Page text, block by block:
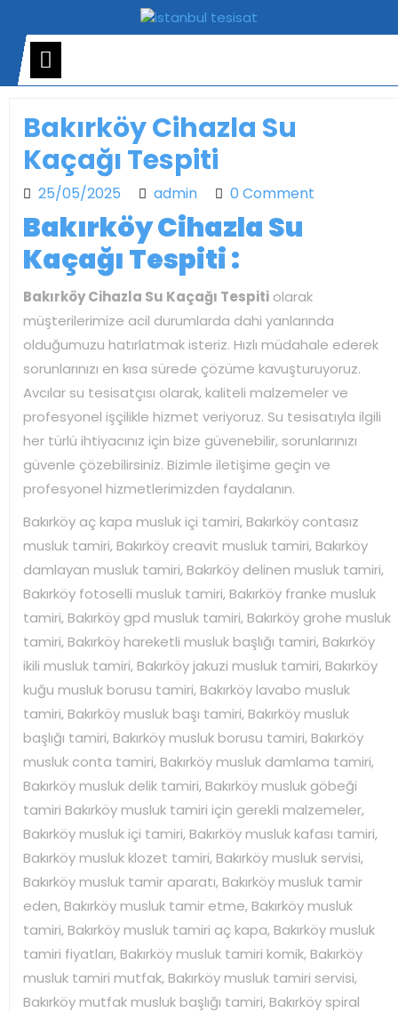
content
Bakırköy Cihazla Su
Kaçağı Tespiti
25/05/2025 25/05/2025
adminadmin0 Comment
Bakırköy Cihazla Su
Kaçağı Tespiti :
Bakırköy Cihazla Su Kaçağı Tespiti olarak
müşterilerimize acil durumlarda dahi yanlarında
olduğumuzu hatırlatmak isteriz. Hızlı müdahale ederek
sorunlarınızı en kısa sürede çözüme kavuşturuyoruz.
Avcılar su tesisatçısı olarak, kaliteli malzemeler ve
profesyonel işçilikle hizmet veriyoruz. Su tesisatıyla ilgili
her türlü ihtiyacınız için bize güvenebilir, sorunlarınızı
güvenle çözebilirsiniz. Bizimle iletişime geçin ve
profesyonel hizmetlerimizden faydalanın.
Bakırköy aç kapa musluk içi tamiri, Bakırköy contasız
musluk tamiri, Bakırköy creavit musluk tamiri, Bakırköy
damlayan musluk tamiri, Bakırköy delinen musluk tamiri,
Bakırköy fotoselli musluk tamiri, Bakırköy franke musluk
tamiri, Bakırköy gpd musluk tamiri, Bakırköy grohe musluk
tamiri, Bakırköy hareketli musluk başlığı tamiri, Bakırköy
ikili musluk tamiri, Bakırköy jakuzi musluk tamiri, Bakırköy
kuğu musluk borusu tamiri, Bakırköy lavabo musluk
tamiri, Bakırköy musluk başı tamiri, Bakırköy musluk
başlığı tamiri, Bakırköy musluk borusu tamiri, Bakırköy
musluk conta tamiri, Bakırköy musluk damlama tamiri,
Bakırköy musluk delik tamiri, Bakırköy musluk göbeği
tamiri Bakırköy musluk tamiri için gerekli malzemeler,
Bakırköy musluk içi tamiri, Bakırköy musluk kafası tamiri,
Bakırköy musluk klozet tamiri, Bakırköy musluk servisi,
Bakırköy musluk tamir aparatı, Bakırköy musluk tamir
eden, Bakırköy musluk tamir etme, Bakırköy musluk
tamiri, Bakırköy musluk tamiri aç kapa, Bakırköy musluk
tamiri fiyatları, Bakırköy musluk tamiri komik, Bakırköy
musluk tamiri mutfak, Bakırköy musluk tamiri servisi,
Bakırköy mutfak musluk başlığı tamiri, Bakırköy spiral